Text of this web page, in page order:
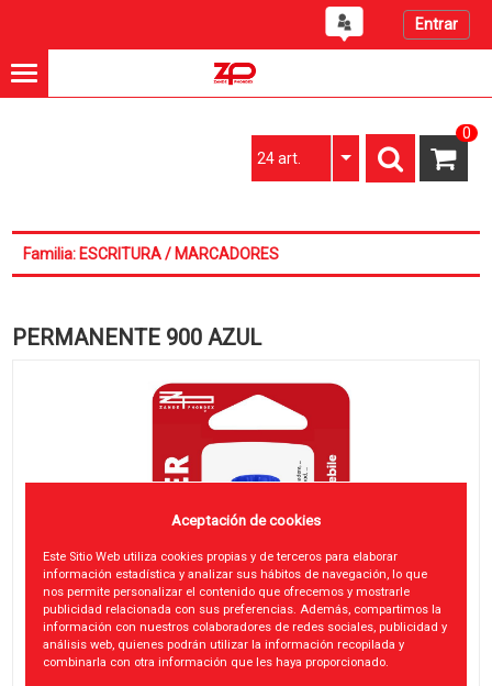
Entrar
0
24 art.
Familia: ESCRITURA / MARCADORES
PERMANENTE 900 AZUL
Aceptación de cookies
Este Sitio Web utiliza cookies propias y de terceros para elaborar
información estadística y analizar sus hábitos de navegación, lo que
nos permite personalizar el contenido que ofrecemos y mostrarle
publicidad relacionada con sus preferencias. Además, compartimos la
información con nuestros colaboradores de redes sociales, publicidad y
análisis web, quienes podrán utilizar la información recopilada y
combinarla con otra información que les haya proporcionado.